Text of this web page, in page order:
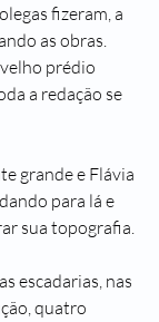
fizeram, a
as obras.
prédio
a redação se
grande e Flávia
para lá e
sua topografia.
escadarias, nas
quatro